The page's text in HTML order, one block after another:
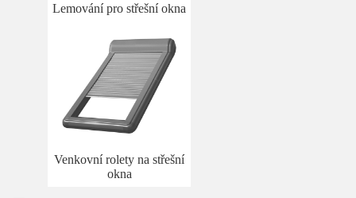
Lemování pro střešní okna
Venkovní rolety na střešní
okna